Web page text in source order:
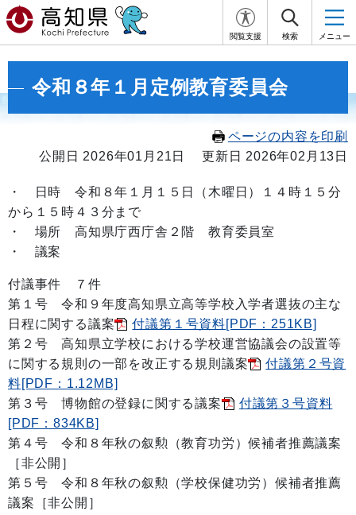
閲覧支援 検索 メニュー
令和８年１月定例教育委員会
ページの内容を印刷
公開日 2026年01月21日
更新日 2026年02月13日
・ 日時 令和８年１月１５日 （木曜日）１４ 時１５分
から１５ 時４３ 分まで
・ 場所 高知県庁西庁舎２階 教育委員室
・ 議案
付議事件 ７件
第１号 令和９年度高知県立高等学校入学者選抜の主な
日程に関する議案
付議第１号資料[PDF：251KB]
第２号 高知県立学校における学校運営協議会の設置等
に関する規則の一部を改正する規則議案
付議第２号資
料[PDF：1.12MB]
第３号 博物館の登録に関する議案
付議第３号資料
[PDF：834KB]
第４号 令和８年秋の叙勲（教育功労）候補者推薦議案
［非公開］
第５号 令和８年秋の叙勲（学校保健功労）候補者推薦
議案［非公開］